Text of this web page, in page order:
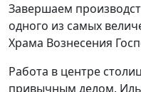
Завершаем
одного из самых
Храма Вознесения
Работа в центре
привычным делом.